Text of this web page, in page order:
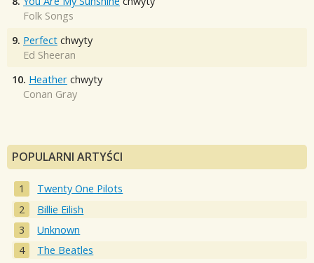
Folk Songs
9. Perfect chwyty
Ed Sheeran
10. Heather chwyty
Conan Gray
POPULARNI ARTYŚCI
Twenty One Pilots
Billie Eilish
Unknown
The Beatles